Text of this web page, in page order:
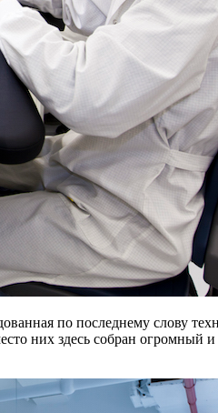
по последнему слову
них здесь собран